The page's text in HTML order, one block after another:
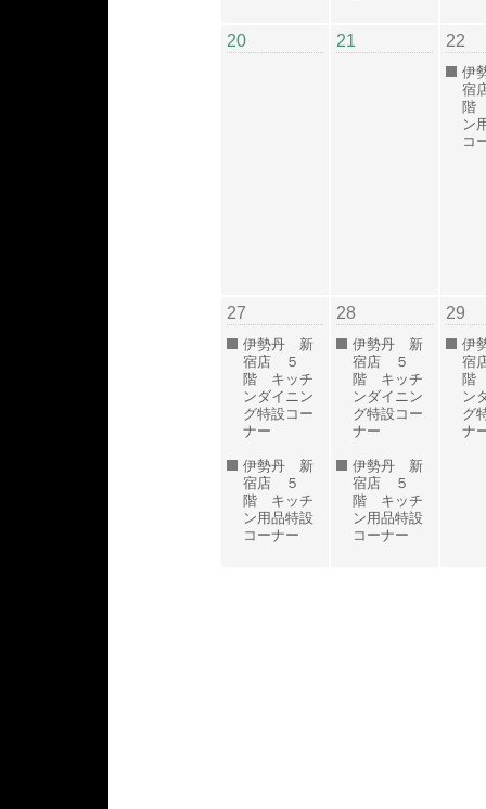
20 21 22
伊
宿
階
ン
コ
27
伊勢丹 新
宿店 ５
階 キッチ
ンダイニン
グ特設コー
ナー
伊勢丹 新
宿店 ５
階 キッチ
ン用品特設
コーナー
28
伊勢丹 新
宿店 ５
階 キッチ
ンダイニン
グ特設コー
ナー
伊勢丹 新
宿店 ５
階 キッチ
ン用品特設
コーナー
29
伊
宿
階
ン
グ
ナ